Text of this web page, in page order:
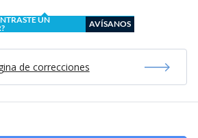
UN
AVÍSANOS
de correcciones